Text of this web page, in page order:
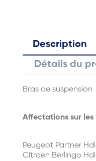
Description
Détails du
Bras de suspension
Affectations sur les
Peugeot Partner Hdi
Citroen Berlingo Hdi